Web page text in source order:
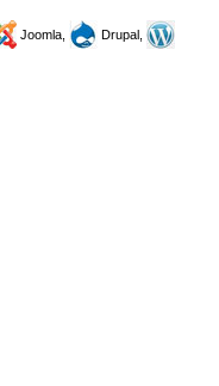
Joomla,
Drupal,